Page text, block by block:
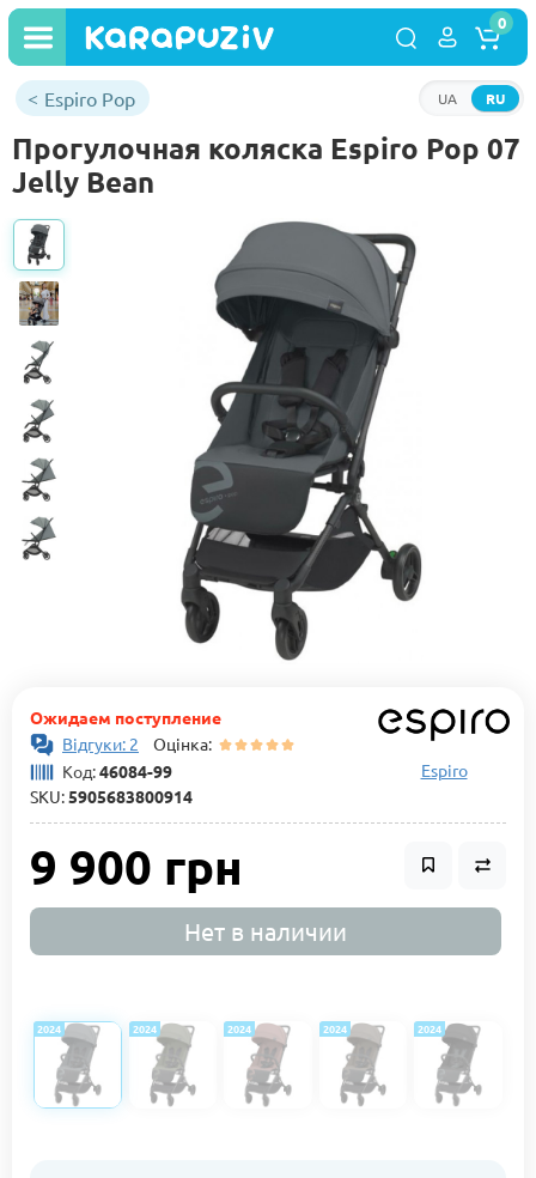
RU
UA
0
Espiro Pop
Прогулочная коляска Espiro Pop 07
Jelly Bean
Ожидаем поступление
Відгуки: 2 Оцінка:
Код:46084-99
SKU:5905683800914
Espiro
9 900 грн
Нет в наличии
2024 2024 2024 2024 2024